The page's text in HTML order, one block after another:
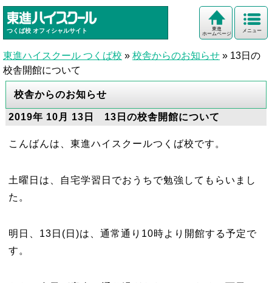
つくば校 オフィシャルサイト メニュー
東進
ホームページ
東進ハイスクール つくば校 » 校舎からのお知らせ » 13日の
校舎開館について
校舎からのお知らせ
2019年 10月 13日 13日の校舎開館について
こんばんは、東進ハイスクールつくば校です。
土曜日は、自宅学習日でおうちで勉強してもらいまし
た。
明日、13日(日)は、通常通り10時より開館する予定で
す。